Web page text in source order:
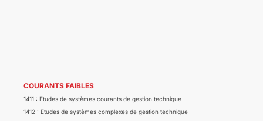
COURANTS FAIBLES
1411 : Etudes de systèmes courants de gestion technique
1412 : Etudes de systèmes complexes de gestion technique